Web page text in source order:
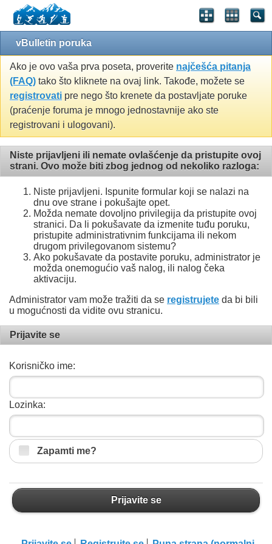
vBulletin poruka
Ako je ovo vaša prva poseta, proverite najčešća pitanja
(FAQ) tako što kliknete na ovaj link. Takođe, možete se
registrovati pre nego što krenete da postavljate poruke
(praćenje foruma je mnogo jednostavnije ako ste
registrovani i ulogovani).
Niste prijavljeni ili nemate ovlašćenje da pristupite ovoj
strani. Ovo može biti zbog jednog od nekoliko razloga:
Niste prijavljeni. Ispunite formular koji se nalazi na
dnu ove strane i pokušajte opet.
Možda nemate dovoljno privilegija da pristupite ovoj
stranici. Da li pokušavate da izmenite tuđu poruku,
pristupite administrativnim funkcijama ili nekom
drugom privilegovanom sistemu?
Ako pokušavate da postavite poruku, administrator je
možda onemogućio vaš nalog, ili nalog čeka
aktivaciju.
Administrator vam može tražiti da se registrujete da bi bili
u mogućnosti da vidite ovu stranicu.
Prijavite se
Korisničko ime:
Lozinka:
Zapamti me?
Prijavite se